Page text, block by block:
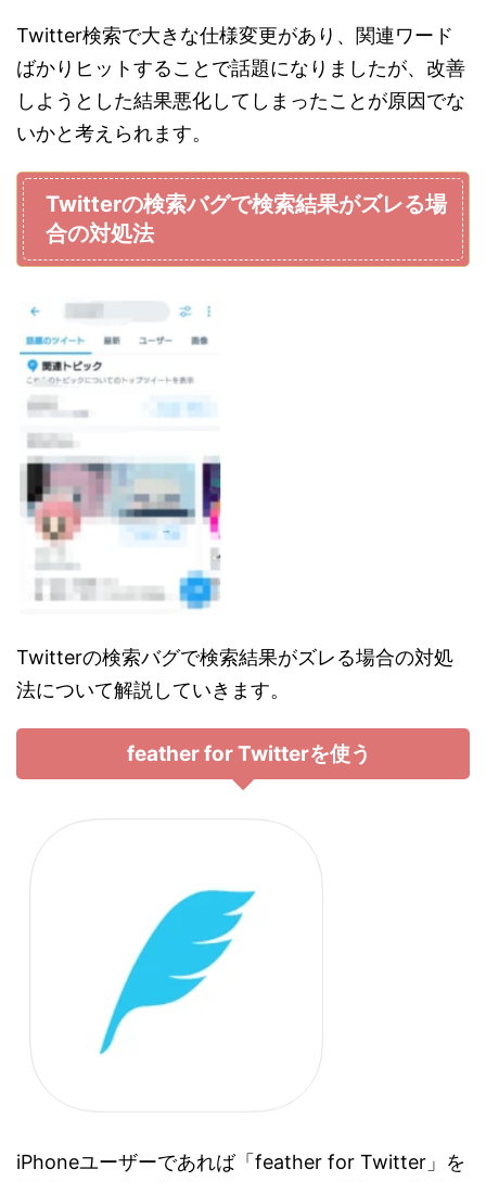
Twitter検索で大きな仕様変更があり、関連ワード
ばかりヒットすることで話題になりましたが、改善
しようとした結果悪化してしまったことが原因でな
いかと考えられます。
Twitterの検索バグで検索結果がズレる場
合の対処法
Twitterの検索バグで検索結果がズレる場合の対処
法について解説していきます。
feather for Twitterを使う
iPhoneユーザーであれば「feather for Twitter」を